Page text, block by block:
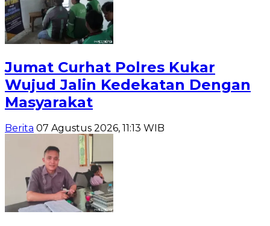
Jumat Curhat Polres Kukar
Wujud Jalin Kedekatan Dengan
Masyarakat
Berita 07 Agustus 2026, 11:13 WIB